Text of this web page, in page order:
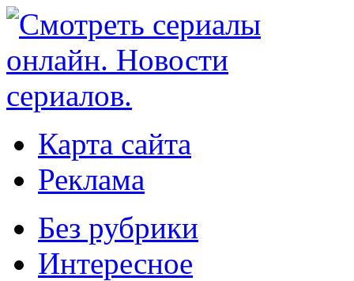
Карта сайта
Реклама
Без рубрики
Интересное